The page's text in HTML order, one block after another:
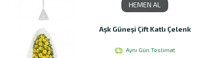
HEMEN AL
Aşk Güneşi Çift Katlı Çelenk
Aynı Gün Teslimat